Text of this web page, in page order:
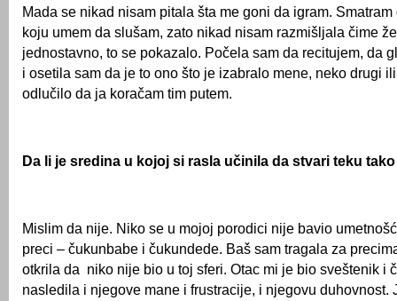
Mada se nikad nisam pitala šta me goni da igram.
koju umem da slušam, zato nikad nisam razmišljala čime
jednostavno, to se pokazalo. Počela sam da recitujem, da
i osetila sam da je to ono što je izabralo mene, neko drugi
odlučilo da ja koračam tim putem.
Da li je sredina u kojoj si rasla učinila da stvari teku
Mislim da nije. Niko se u mojoj porodici nije bavio
preci – čukunbabe i čukundede. Baš sam tragala za
otkrila da niko nije bio u toj sferi. Otac mi je bio sveštenik i
nasledila i njegove mane i frustracije, i njegovu duhovnost.